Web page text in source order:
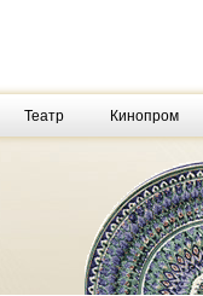
Театр Кинопром